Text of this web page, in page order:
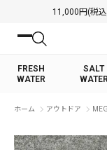
11,000円(税
FRESH
WATER
SALT
WATER
キーワード
ホーム アウトドア